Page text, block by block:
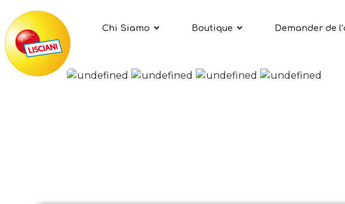
Chi Siamo Boutique Demander de